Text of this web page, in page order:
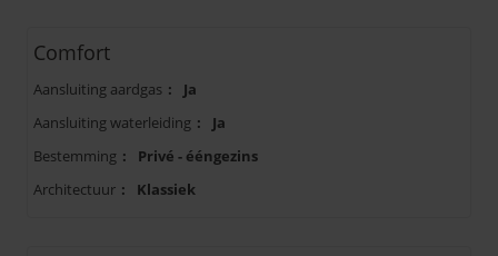
Comfort
Aansluiting aardgas :
Ja
Aansluiting waterleiding :
Ja
Bestemming :
Privé - ééngezins
Architectuur : Klassiek